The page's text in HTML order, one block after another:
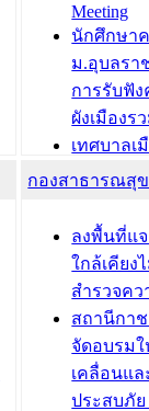
บทความ อื่นๆ ...
Meeting
นักศึกษา
ม.อุบลรา
การรับฟั
ผังเมืองร
เทศบาลเ
โครงการ
เทศบาล
รับฟังคว
ผังเมือง
วารินชำ
เทศบาล
ซักซ้อมแ
ประโยช
กองสาธารณสุ
ลงพื้นที่แ
ใกล้เคียง
สำรวจค
สถานีกา
จัดอบรม
เคลื่อนแ
ประสบภั